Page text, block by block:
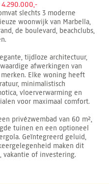
4.290.000,-
slechts 3 moderne
woonwijk van Marbella,
de boulevard, beachclubs,
tijdloze architectuur,
afwerkingen van
Elke woning heeft
minimalistisch
vloerverwarming en
voor maximaal comfort.
privézwembad van 60 m²,
tuinen en een optioneel
Geïntegreerd geluid,
maken dit
vakantie of investering.